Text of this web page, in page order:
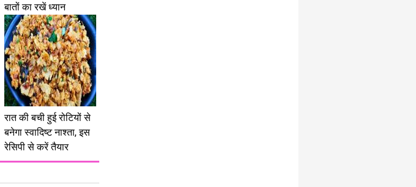
बातों का रखें ध्यान
रात की बची हुई रोटियों से
बनेगा स्वादिष्ट नाश्ता, इस
रेसिपी से करें तैयार